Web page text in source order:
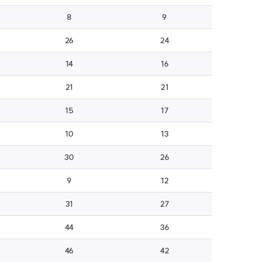
8 9
26 24
14 16
21 21
15 17
10 13
30 26
9 12
31 27
44 36
46 42